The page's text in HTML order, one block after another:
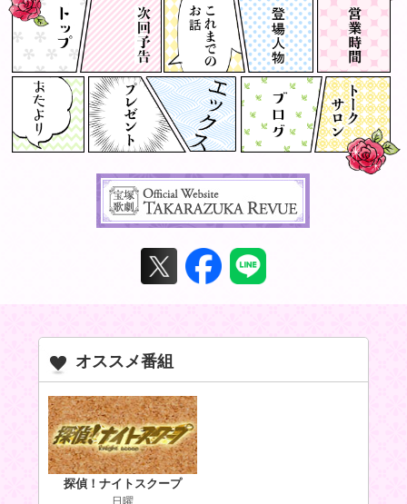
オススメ番組
探偵！ナイトスクープ
日曜